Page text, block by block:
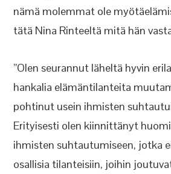
nämä molemmat ole
tätä Nina Rinteeltä mitä hän
”Olen seurannut läheltä hyvin
hankalia elämäntilanteita
pohtinut usein ihmisten
Erityisesti olen kiinnittänyt
ihmisten suhtautumiseen, jotka
osallisia tilanteisiin, joihin